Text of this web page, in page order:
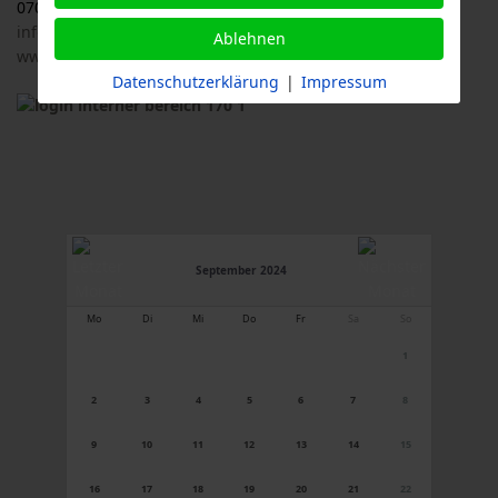
07033 / 69 23 902
info@logl-bw.de
www.logl-bw.de
September 2024
Mo Di Mi Do Fr
1
2 3 4 5 6 7 8
9 10 11 12 13 14 15
16 17 18 19 20 21 22
Ablehnen
Datenschutzerklärung | Impressum